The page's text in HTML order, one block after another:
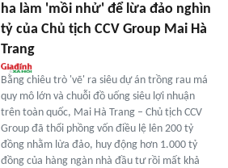
ha làm 'mồi nhử' để lừa đảo nghìn
tỷ của Chủ tịch CCV Group Mai Hà
Trang
Bằng chiêu trò 'vẽ' ra siêu dự án trồng rau má
quy mô lớn và chuỗi đồ uống siêu lợi nhuận
trên toàn quốc, Mai Hà Trang – Chủ tịch CCV
Group đã thổi phồng vốn điều lệ lên 200 tỷ
đồng nhằm lừa đảo, huy động hơn 1.000 tỷ
đồng của hàng ngàn nhà đầu tư rồi mất khả